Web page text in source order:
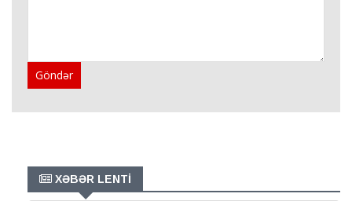
Göndər
XƏBƏR LENTİ